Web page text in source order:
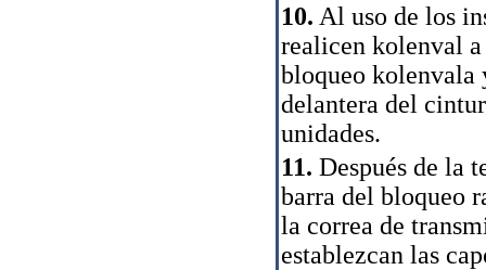
10. Al uso de los
realicen kolenval
bloqueo kolenvala
delantera del
unidades.
11. Después de la
barra del bloqueo
la correa de
establezcan las